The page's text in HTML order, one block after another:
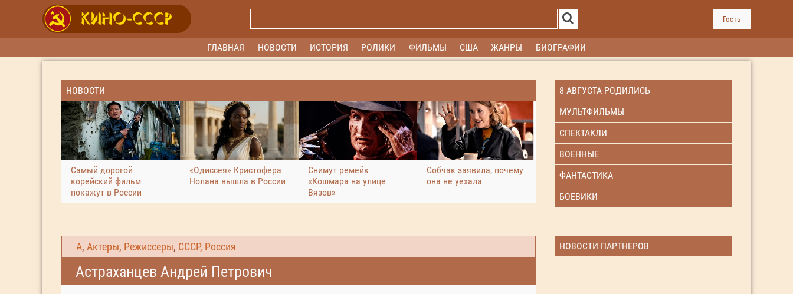
Гость
ГЛАВНАЯ НОВОСТИ ИСТОРИЯ РОЛИКИ ФИЛЬМЫ США ЖАНРЫ БИОГРАФИИ
НОВОСТИ
Самый дорогой
корейский фильм
покажут в России
«Одиссея» Кристофера
Нолана вышла в России
Снимут ремейк
«Кошмара на улице
Вязов»
Собчак заявила, почему
она не уехала
8 АВГУСТА РОДИЛИСЬ
МУЛЬТФИЛЬМЫ
СПЕКТАКЛИ
ВОЕННЫЕ
ФАНТАСТИКА
БОЕВИКИ
А, Актеры, Режиссеры, СССР, Россия
Астраханцев Андрей Петрович
НОВОСТИ ПАРТНЕРОВ